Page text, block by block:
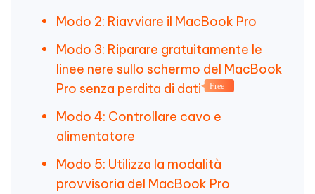
Modo 2: Riavviare il MacBook Pro
Modo 3: Riparare gratuitamente le
linee nere sullo schermo del MacBook
Pro senza perdita di dati
Free
Modo 4: Controllare cavo e
alimentatore
Modo 5: Utilizza la modalità
provvisoria del MacBook Pro